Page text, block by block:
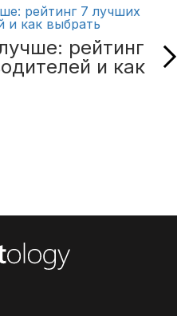
рейтинг
и как